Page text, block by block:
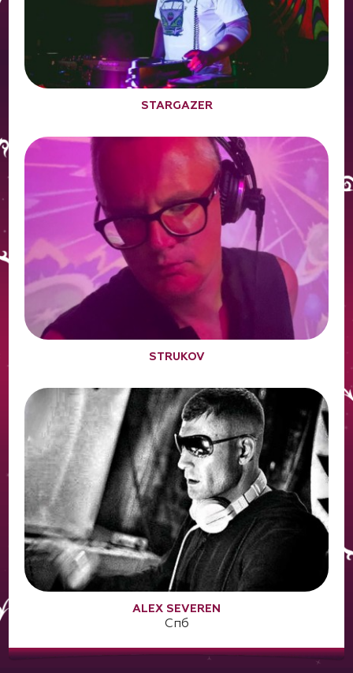
STARGAZER
STRUKOV
ALEX SEVEREN
Спб